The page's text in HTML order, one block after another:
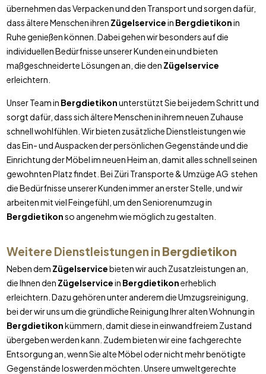
übernehmen das Verpacken und den Transport und sorgen dafür,
dass ältere Menschen ihren Zügelservicein Bergdietikonin
Ruhe genießen können. Dabei gehen wir besonders auf die
individuellen Bedürfnisse unserer Kunden ein und bieten
maßgeschneiderte Lösungen an, die den Zügelservice
erleichtern.
Unser Team in Bergdietikonunterstützt Sie bei jedem Schritt und
sorgt dafür, dass sich ältere Menschen in ihrem neuen Zuhause
schnell wohlfühlen. Wir bieten zusätzliche Dienstleistungen wie
das Ein- und Auspacken der persönlichen Gegenstände und die
Einrichtung der Möbel im neuen Heim an, damit alles schnell seinen
gewohnten Platz findet. Bei Züri Transporte & Umzüge AG stehen
die Bedürfnisse unserer Kunden immer an erster Stelle, und wir
arbeiten mit viel Feingefühl, um den Seniorenumzug in
Bergdietikonso angenehm wie möglich zu gestalten.
Weitere Dienstleistungen in Bergdietikon
Neben dem Zügelservicebieten wir auch Zusatzleistungen an,
die Ihnen den Zügelservicein Bergdietikonerheblich
erleichtern. Dazu gehören unter anderem die Umzugsreinigung,
bei der wir uns um die gründliche Reinigung Ihrer alten Wohnung in
Bergdietikonkümmern, damit diese in einwandfreiem Zustand
übergeben werden kann. Zudem bieten wir eine fachgerechte
Entsorgung an, wenn Sie alte Möbel oder nicht mehr benötigte
Gegenstände loswerden möchten. Unsere umweltgerechte